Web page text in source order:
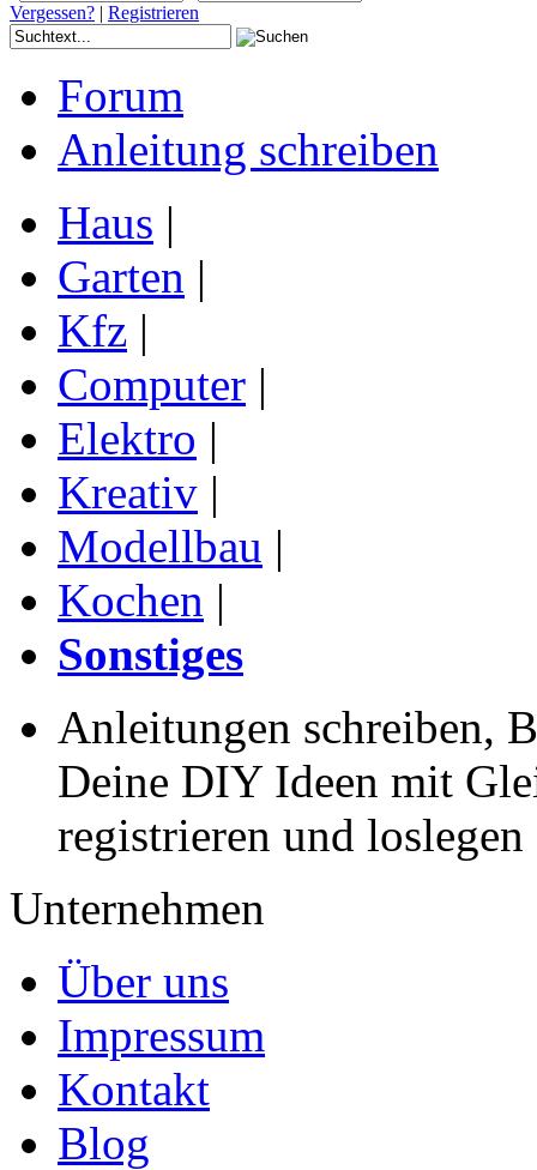
Vergessen? | Registrieren
Forum
Anleitung schreiben
Haus |
Garten |
Kfz |
Computer |
Elektro |
Kreativ |
Modellbau |
Kochen |
Sonstiges
Anleitungen schreiben,
Deine DIY Ideen mit
registrieren und loslegen
Unternehmen
Über uns
Impressum
Kontakt
Blog